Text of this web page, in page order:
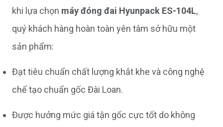
khi lựa chọn máy đóng đai Hyunpack ES-104L,
quý khách hàng hoàn toàn yên tâm sở hữu một
sản phẩm:
Đạt tiêu chuẩn chất lượng khắt khe và công nghệ
chế tạo chuẩn gốc Đài Loan.
Được hưởng mức giá tận gốc cực tốt do không